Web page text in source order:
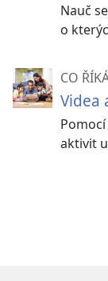
Nauč
o
CO
Videa
aktivit